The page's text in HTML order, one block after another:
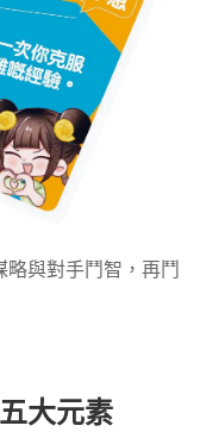
與對手鬥智，再鬥
大元素